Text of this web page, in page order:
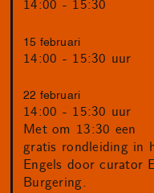
14:00 - 15:30
15 februari
14:00 - 15:30 uur
22 februari
14:00 - 15:30 uur
Met om 13:30 een
gratis rondleiding in
Engels door curator
Burgering.